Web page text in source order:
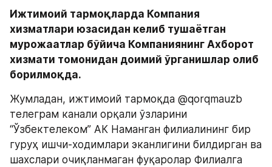
Ижтимоий тармоқларда Компания
хизматлари юзасидан келиб тушаётган
мурожаатлар бўйича Компаниянинг Ахборот
хизмати томонидан доимий ўрганишлар олиб
борилмоқда.
Жумладан, ижтимоий тармоқда @qorqmauzb
телеграм канали орқали ўзларини
“Ўзбектелеком” АК Наманган филиалининг бир
гуруҳ ишчи-ходимлари эканлигини билдирган ва
шахслари очиқланмаган фуқаролар Филиалга